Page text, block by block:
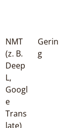
NMT
(z. B.
Deep
L,
Googl
e
Trans
late)
Gerin
g